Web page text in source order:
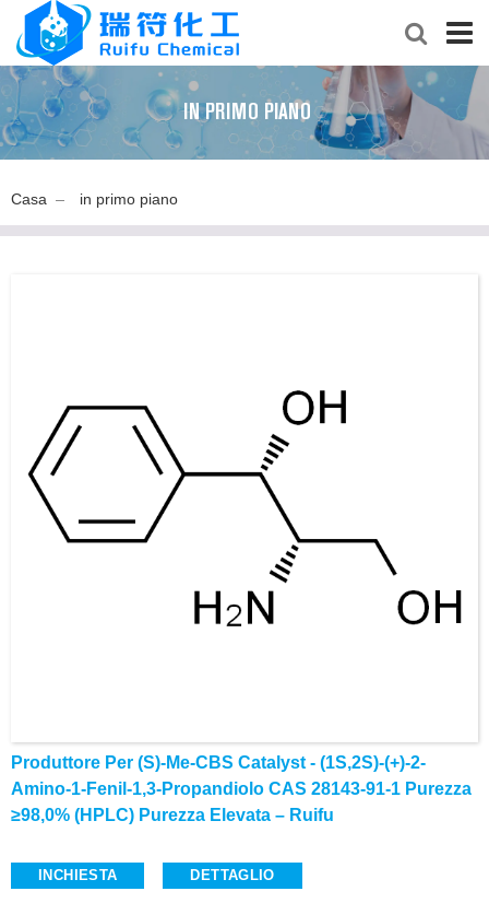
IN PRIMO PIANO
Casa in primo piano
Produttore Per (S)-Me-CBS Catalyst - (1S,2S)-(+)-2-
Amino-1-Fenil-1,3-Propandiolo CAS 28143-91-1 Purezza
≥98,0% (HPLC) Purezza Elevata – Ruifu
INCHIESTA DETTAGLIO